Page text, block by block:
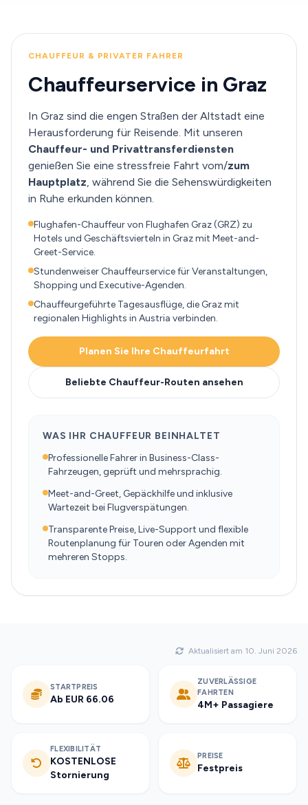
CHAUFFEUR & PRIVATER FAHRER
Chauffeurservice in Graz
In Graz sind die engen Straßen der Altstadt eine
Herausforderung für Reisende. Mit unseren
Chauffeur- und Privattransferdiensten
genießen Sie eine stressfreie Fahrt vom/zum
Hauptplatz, während Sie die Sehenswürdigkeiten
in Ruhe erkunden können.
Flughafen-Chauffeur von Flughafen Graz (GRZ) zu
Hotels und Geschäftsvierteln in Graz mit Meet-and-
Greet-Service.
Stundenweiser Chauffeurservice für Veranstaltungen,
Shopping und Executive-Agenden.
Chauffeurgeführte Tagesausflüge, die Graz mit
regionalen Highlights in Austria verbinden.
Planen Sie Ihre Chauffeurfahrt
Beliebte Chauffeur-Routen ansehen
WAS IHR CHAUFFEUR BEINHALTET
Professionelle Fahrer in Business-Class-
Fahrzeugen, geprüft und mehrsprachig.
Meet-and-Greet, Gepäckhilfe und inklusive
Wartezeit bei Flugverspätungen.
Transparente Preise, Live-Support und flexible
Routenplanung für Touren oder Agenden mit
mehreren Stopps.
Aktualisiert am 10. Juni 2026
STARTPREIS
Ab EUR 66.06
ZUVERLÄSSIGE
FAHRTEN
4M+ Passagiere
FLEXIBILITÄT
KOSTENLOSE
Stornierung
PREISE
Festpreis